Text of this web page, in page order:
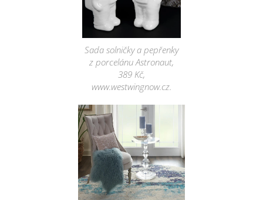
Sada solničky a pepřenky
z porcelánu Astronaut,
389 Kč,
www.westwingnow.cz.